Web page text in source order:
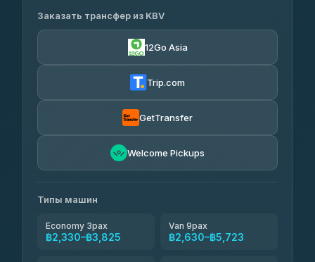
Krabi Transport and Travel ฿322
Krabi Sea Pearl
4.80 (2,678)
Phuket Transfer Travel
Andaman
Krabi Transport and Travel
4.18(282)
฿1,010
Заказать трансфер из KBV
12Go Asia
Trip.com
GetTransfer
Welcome Pickups
Типы машин
Economy 3pax
฿2,330–฿3,825
Van 9pax
฿2,630–฿5,723